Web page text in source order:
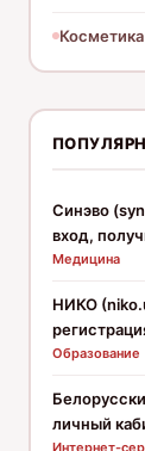
Синэво
вход,
Медицина
НИКО
Образование
личный